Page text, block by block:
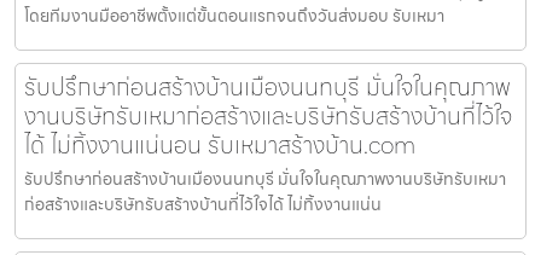
โดยทีมงานมืออาชีพตั้งแต่ขั้นตอนแรกจนถึงวันส่งมอบ รับเหมา
รับปรึกษาก่อนสร้างบ้านเมืองนนทบุรี มั่นใจในคุณภาพ
งานบริษัทรับเหมาก่อสร้างและบริษัทรับสร้างบ้านที่ไว้ใจ
ได้ ไม่ทิ้งงานแน่นอน รับเหมาสร้างบ้าน.com
รับปรึกษาก่อนสร้างบ้านเมืองนนทบุรี มั่นใจในคุณภาพงานบริษัทรับเหมา
ก่อสร้างและบริษัทรับสร้างบ้านที่ไว้ใจได้ ไม่ทิ้งงานแน่น